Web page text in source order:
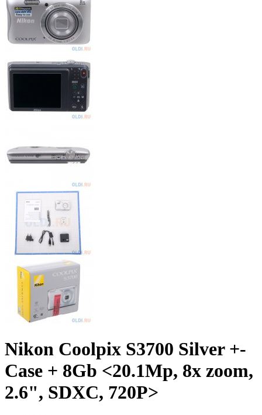
Nikon Coolpix S3700 Silver +­
Case +­ 8Gb <20.1Mp, 8x zoom,
2.6", SDXC, 720P>